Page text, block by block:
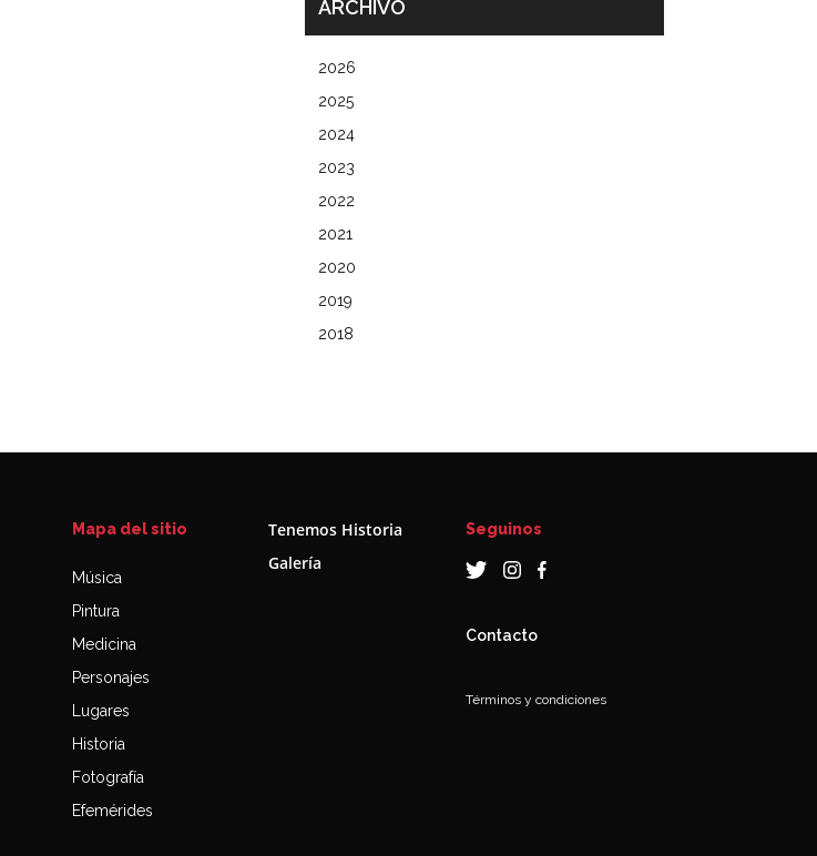
ARCHIVO
2026
2025
2024
2023
2022
2021
2020
2019
2018
Mapa del sitio
Música
Pintura
Medicina
Personajes
Lugares
Historia
Fotografía
Efemérides
Tenemos Historia
Galería
Seguinos
Contacto
Términos y condiciones